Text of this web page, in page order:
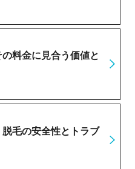
料金に見合う価値と
毛の安全性とトラブ